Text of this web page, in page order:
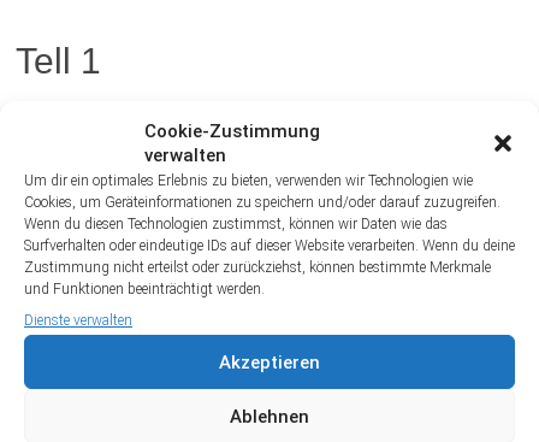
Cookie-Zustimmung
verwalten
Um dir ein optimales Erlebnis zu bieten, verwenden wir Technologien wie
Cookies, um Geräteinformationen zu speichern und/oder darauf zuzugreifen.
Wenn du diesen Technologien zustimmst, können wir Daten wie das
Surfverhalten oder eindeutige IDs auf dieser Website verarbeiten. Wenn du deine
Zustimmung nicht erteilst oder zurückziehst, können bestimmte Merkmale
und Funktionen beeinträchtigt werden.
Dienste verwalten
Akzeptieren
Ablehnen
Tell 1